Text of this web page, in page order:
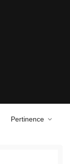
Pertinence